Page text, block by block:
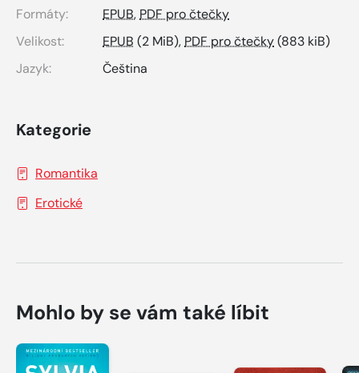
Formáty:
EPUB,PDF pro čtečky
Velikost:
EPUB (2 MiB),PDF pro čtečky(883 kiB)
Jazyk:
Čeština
Kategorie
Romantika
Erotické
Mohlo by se vám také líbit